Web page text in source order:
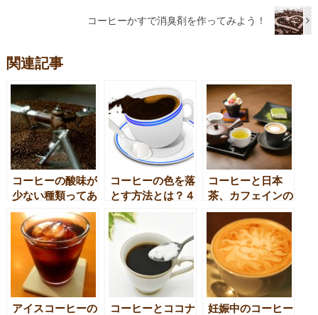
コーヒーかすで消臭剤を作ってみよう！
関連記事
コーヒーの酸味が
少ない種類ってあ
るの？
コーヒーの色を落
とす方法とは？４
つの道具と４つの
手順
コーヒーと日本
茶、カフェインの
含有量は？
アイスコーヒーの
コーヒーとココナ
妊娠中のコーヒー